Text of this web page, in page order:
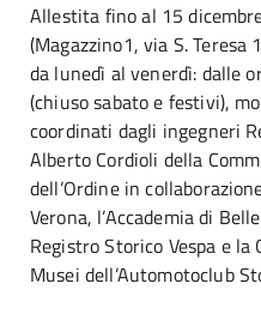
Allestita fino al 15
(Magazzino1, via S. Teresa
da lunedì al venerdì: dalle
(chiuso sabato e festivi),
coordinati dagli ingegneri
Alberto Cordioli della
dell’Ordine in
Verona, l’Accademia di
Registro Storico Vespa e
Musei dell’Automotoclub